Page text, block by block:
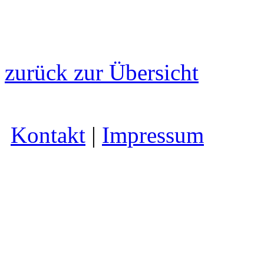
zurück zur Übersicht
Kontakt | Impressum